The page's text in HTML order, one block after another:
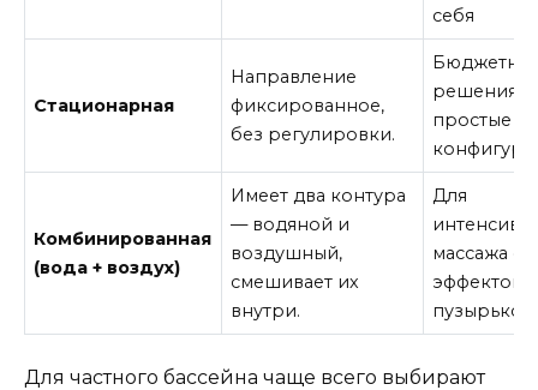
себя
Стационарная
Направление
фиксированное,
без регулировки.
решения,
простые
Комбинированная
(вода + воздух)
Имеет два контура
— водяной и
воздушный,
смешивает их
внутри.
Для
массажа с
эффектом
пузырьков
Для частного бассейна чаще всего выбирают